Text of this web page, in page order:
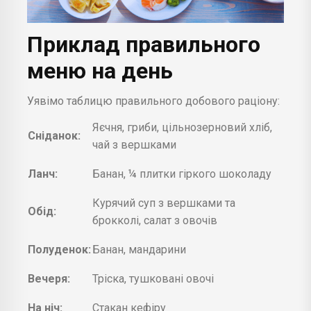
Приклад правильного
меню на день
Уявімо таблицю правильного добового раціону:
Сніданок:
Яєчня, гриби, цільнозерновий хліб,
чай з вершками
Ланч: Банан, ¼ плитки гіркого шоколаду
Обід:
Курячий суп з вершками та
брокколі, салат з овочів
Полуденок: Банан, мандарини
Вечеря: Тріска, тушковані овочі
На ніч: Стакан кефіру